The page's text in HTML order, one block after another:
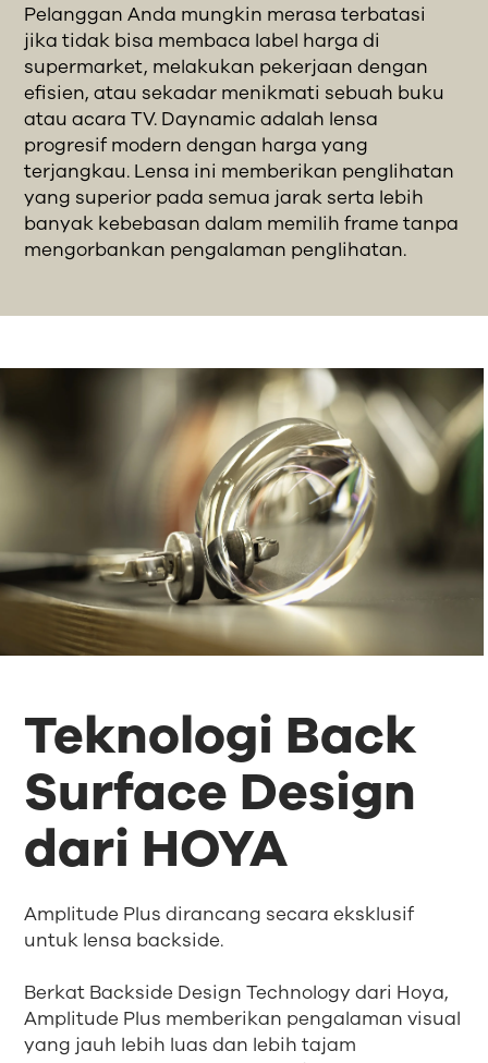
Pelanggan Anda mungkin merasa terbatasi
jika tidak bisa membaca label harga di
supermarket, melakukan pekerjaan dengan
efisien, atau sekadar menikmati sebuah buku
atau acara TV. Daynamic adalah lensa
progresif modern dengan harga yang
terjangkau. Lensa ini memberikan penglihatan
yang superior pada semua jarak serta lebih
banyak kebebasan dalam memilih frame tanpa
mengorbankan pengalaman penglihatan.
Teknologi Back
Surface Design
dari HOYA
Amplitude Plus dirancang secara eksklusif
untuk lensa backside.
Berkat Backside Design Technology dari Hoya,
Amplitude Plus memberikan pengalaman visual
yang jauh lebih luas dan lebih tajam